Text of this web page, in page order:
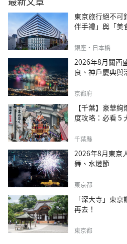
東京旅行絕不可
伴手禮」與「美
銀座・日本橋
2026年8月關西
良、神戶慶典與
京都府
【千葉】豪華
度攻略：必看 5
千葉縣
2026年8月東京
舞、水燈節
東京都
「深大寺」東
再去！
東京都